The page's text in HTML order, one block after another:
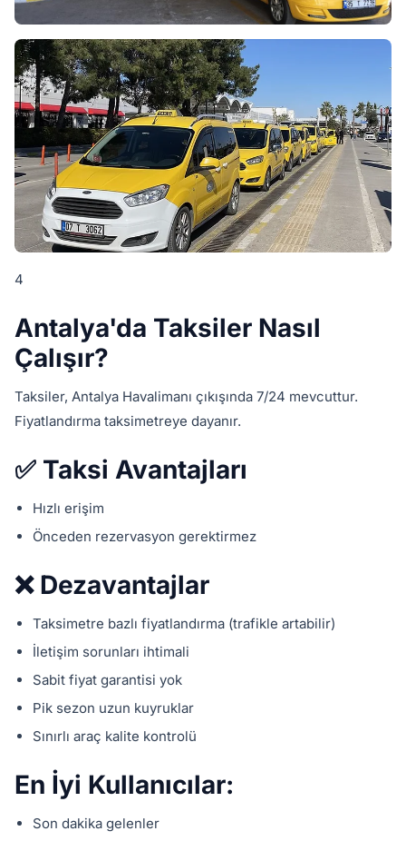
4
Antalya'da Taksiler Nasıl
Çalışır?
Taksiler, Antalya Havalimanı çıkışında 7/24 mevcuttur.
Fiyatlandırma taksimetreye dayanır.
✅ Taksi Avantajları
Hızlı erişim
Önceden rezervasyon gerektirmez
❌ Dezavantajlar
Taksimetre bazlı fiyatlandırma (trafikle artabilir)
İletişim sorunları ihtimali
Sabit fiyat garantisi yok
Pik sezon uzun kuyruklar
Sınırlı araç kalite kontrolü
En İyi Kullanıcılar:
Son dakika gelenler